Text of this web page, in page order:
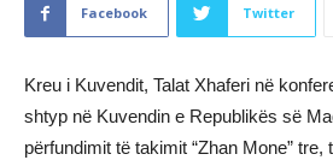
Facebook Twitter
Kreu i Kuvendit, Talat Xhaferi në
shtyp në Kuvendin e Republikës së
përfundimit të takimit “Zhan Mone”